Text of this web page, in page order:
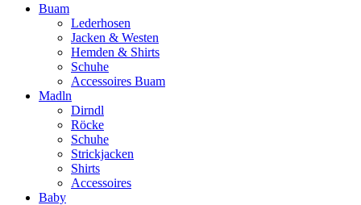
Buam
Lederhosen
Jacken & Westen
Hemden & Shirts
Schuhe
Accessoires Buam
Madln
Dirndl
Röcke
Schuhe
Strickjacken
Shirts
Accessoires
Baby